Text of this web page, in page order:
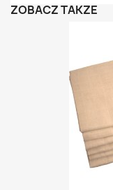
ZOBACZ TAKŻE